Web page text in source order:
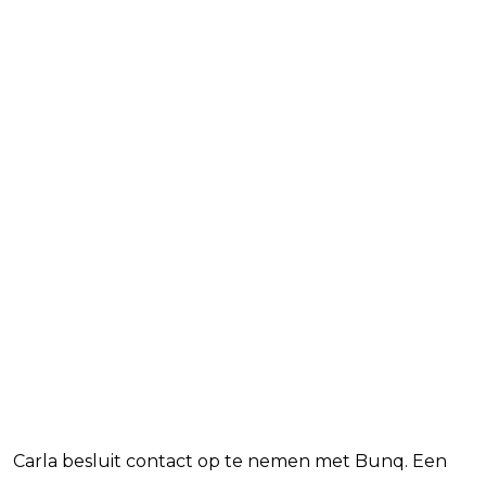
Carla besluit contact op te nemen met Bunq. Een